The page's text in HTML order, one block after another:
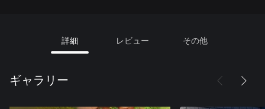
詳細 レビュー その他
ギャラリー